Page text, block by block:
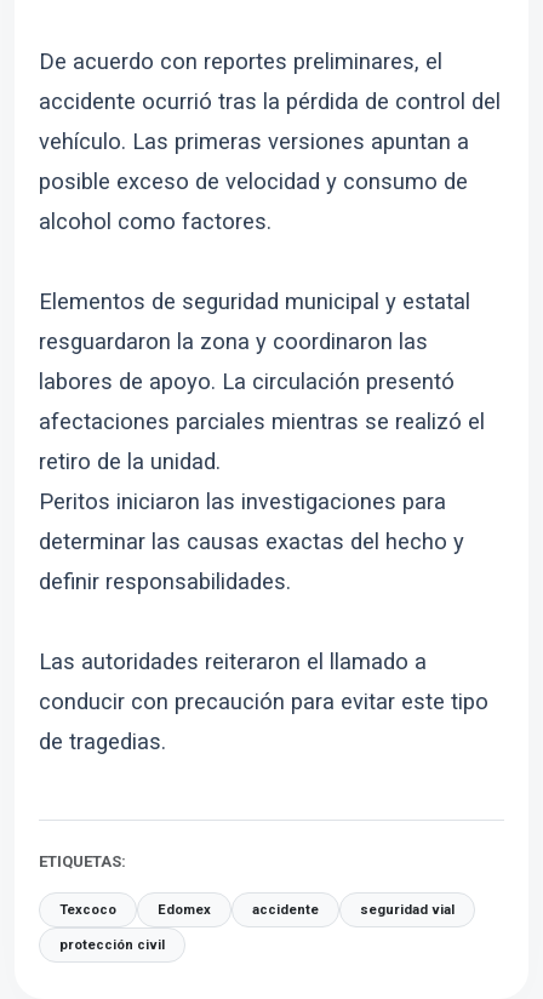
De acuerdo con reportes preliminares, el
accidente ocurrió tras la pérdida de control del
vehículo. Las primeras versiones apuntan a
posible exceso de velocidad y consumo de
alcohol como factores.
Elementos de seguridad municipal y estatal
resguardaron la zona y coordinaron las
labores de apoyo. La circulación presentó
afectaciones parciales mientras se realizó el
retiro de la unidad.
Peritos iniciaron las investigaciones para
determinar las causas exactas del hecho y
definir responsabilidades.
Las autoridades reiteraron el llamado a
conducir con precaución para evitar este tipo
de tragedias.
ETIQUETAS:
Texcoco Edomex accidente seguridad vial
protección civil